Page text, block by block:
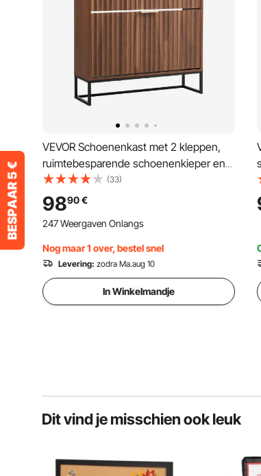
VEVOR Schoenenkast met 2 kleppen,
ruimtebesparende schoenenkieper en
anti-kantelfunctie, vrijstaande
schoenenrek-organizer voor hal,
woonkamer, veranda, schoenenrek 80 x
24 x 100 cm bruin
(33)
9890€
247 Weergaven Onlangs
Nog maar 1 over, bestel snel
Levering: zodra Ma.aug 10
In Winkelmandje
Dit vind je misschien ook leuk